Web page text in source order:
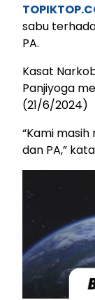
sabu
PA.
Kasat
Panjiyoga
(21/6/2024)
“Kami
dan PA,”